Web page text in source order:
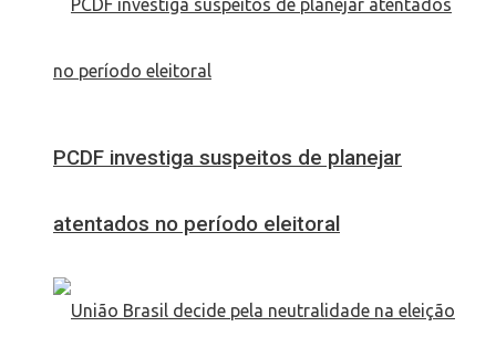
PCDF investiga suspeitos de planejar
atentados no período eleitoral